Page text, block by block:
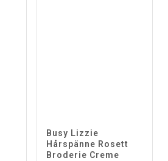
Busy Lizzie
Hårspänne Rosett
Broderie Creme